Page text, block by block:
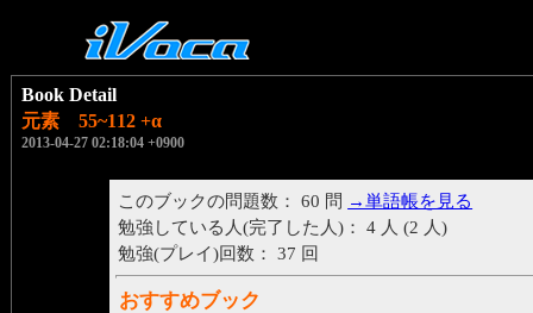
Book Detail
元素 55~112 +α
2013-04-27 02:18:04 +0900
このブックの問題数： 60 問 →単語帳を見る
勉強している人(完了した人)： 4 人 (2 人)
勉強(プレイ)回数： 37 回
おすすめブック